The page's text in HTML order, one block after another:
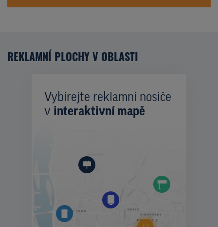
REKLAMNÍ PLOCHY V OBLASTI
Vybírejte reklamní nosiče
v interaktivní mapě